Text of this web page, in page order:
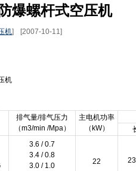
爆螺杆式空压机
机] [2007-10-11]
机
排气量/排气压力
（m3/min /Mpa）
主电机功率
（kW）
3.6 / 0.7
3.4 / 0.8
3.0 / 1.0
22